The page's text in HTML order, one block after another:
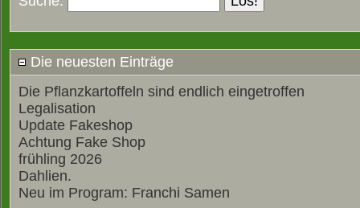
Die neuesten Einträge
Die Pflanzkartoffeln sind endlich eingetroffen
Legalisation
Update Fakeshop
Achtung Fake Shop
frühling 2026
Dahlien.
Neu im Program: Franchi Samen